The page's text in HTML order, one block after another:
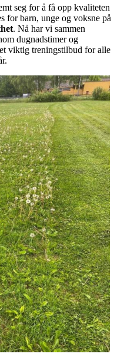
seg for å få opp kvaliteten
for barn, unge og voksne på
. Nå har vi sammen
dugnadstimer og
viktig treningstilbud for alle